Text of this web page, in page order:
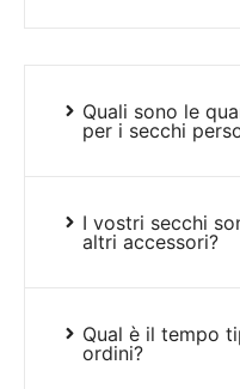
Quali sono le
per i secchi
I vostri secchi
altri accessori?
Qual è il tempo
ordini?